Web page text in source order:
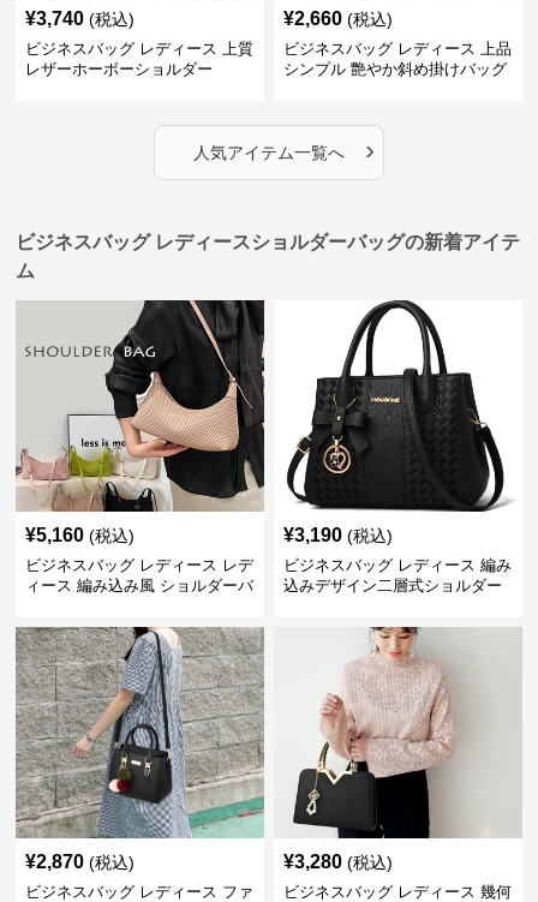
¥3,740 (税込)
ビジネスバッグ レディース 上質
レザーホーボーショルダー
¥2,660 (税込)
ビジネスバッグ レディース 上品
シンプル 艶やか斜め掛けバッグ
人気アイテム一覧へ ›
ビジネスバッグ レディースショルダーバッグの新着アイテ
ム
¥5,160 (税込)
ビジネスバッグ レディース レデ
ィース 編み込み風 ショルダーバ
¥3,190 (税込)
ビジネスバッグ レディース 編み
込みデザイン二層式ショルダー
¥2,870 (税込)
ビジネスバッグ レディース ファ
¥3,280 (税込)
ビジネスバッグ レディース 幾何